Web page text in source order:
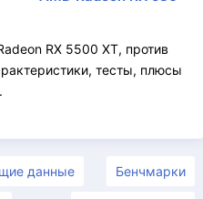
RX 5500 XT, против
тесты, плюсы
данные Бенчмарки